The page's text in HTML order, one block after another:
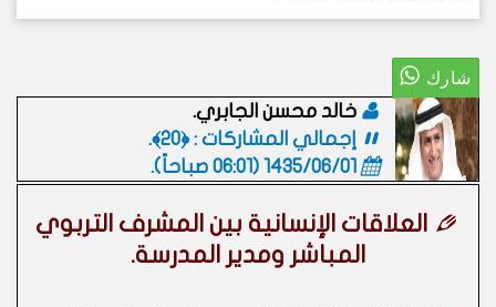
خالد محسن الجابري.
إجمالي المشاركات : ﴿20﴾.
1435/06/01 (06:01 صباحاً)
.
العلاقات الإنسانية بين المشرف التربوي
المباشر ومدير المدرسة.